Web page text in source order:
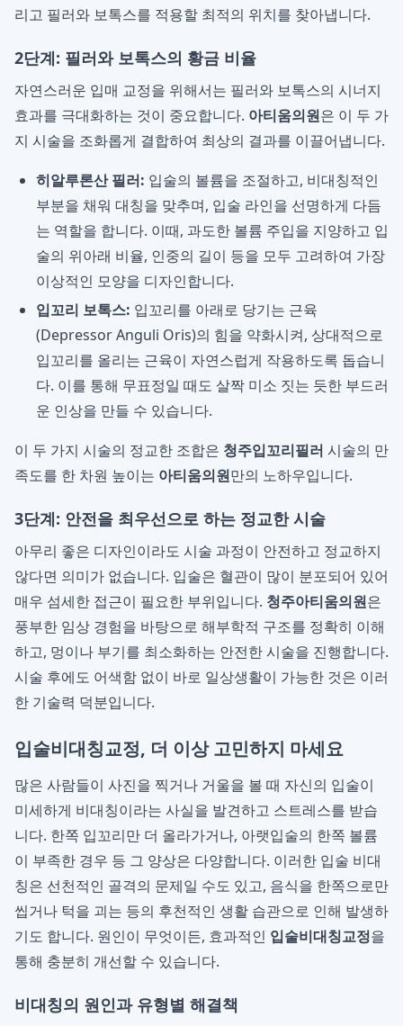
리고 필러와 보톡스를 적용할 최적의 위치를 찾아냅니다.
2단계: 필러와 보톡스의 황금 비율
자연스러운 입매 교정을 위해서는 필러와 보톡스의 시너지
효과를 극대화하는 것이 중요합니다. 아티움의원은 이 두 가
지 시술을 조화롭게 결합하여 최상의 결과를 이끌어냅니다.
히알루론산 필러: 입술의 볼륨을 조절하고, 비대칭적인
부분을 채워 대칭을 맞추며, 입술 라인을 선명하게 다듬
는 역할을 합니다. 이때, 과도한 볼륨 주입을 지양하고 입
술의 위아래 비율, 인중의 길이 등을 모두 고려하여 가장
이상적인 모양을 디자인합니다.
입꼬리 보톡스: 입꼬리를 아래로 당기는 근육
(Depressor Anguli Oris)의 힘을 약화시켜, 상대적으로
입꼬리를 올리는 근육이 자연스럽게 작용하도록 돕습니
다. 이를 통해 무표정일 때도 살짝 미소 짓는 듯한 부드러
운 인상을 만들 수 있습니다.
이 두 가지 시술의 정교한 조합은 청주입꼬리필러 시술의 만
족도를 한 차원 높이는 아티움의원만의 노하우입니다.
3단계: 안전을 최우선으로 하는 정교한 시술
아무리 좋은 디자인이라도 시술 과정이 안전하고 정교하지
않다면 의미가 없습니다. 입술은 혈관이 많이 분포되어 있어
매우 섬세한 접근이 필요한 부위입니다. 청주아티움의원은
풍부한 임상 경험을 바탕으로 해부학적 구조를 정확히 이해
하고, 멍이나 부기를 최소화하는 안전한 시술을 진행합니다.
시술 후에도 어색함 없이 바로 일상생활이 가능한 것은 이러
한 기술력 덕분입니다.
입술비대칭교정, 더 이상 고민하지 마세요
많은 사람들이 사진을 찍거나 거울을 볼 때 자신의 입술이
미세하게 비대칭이라는 사실을 발견하고 스트레스를 받습
니다. 한쪽 입꼬리만 더 올라가거나, 아랫입술의 한쪽 볼륨
이 부족한 경우 등 그 양상은 다양합니다. 이러한 입술 비대
칭은 선천적인 골격의 문제일 수도 있고, 음식을 한쪽으로만
씹거나 턱을 괴는 등의 후천적인 생활 습관으로 인해 발생하
기도 합니다. 원인이 무엇이든, 효과적인 입술비대칭교정을
통해 충분히 개선할 수 있습니다.
비대칭의 원인과 유형별 해결책